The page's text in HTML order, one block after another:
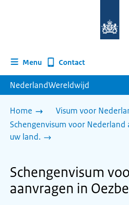
homepage
Menu Contact
NederlandWereldwijd
Home
Visum voor
Schengenvisum voor Nederland
uw land.
Schengenvisum
aanvragen in